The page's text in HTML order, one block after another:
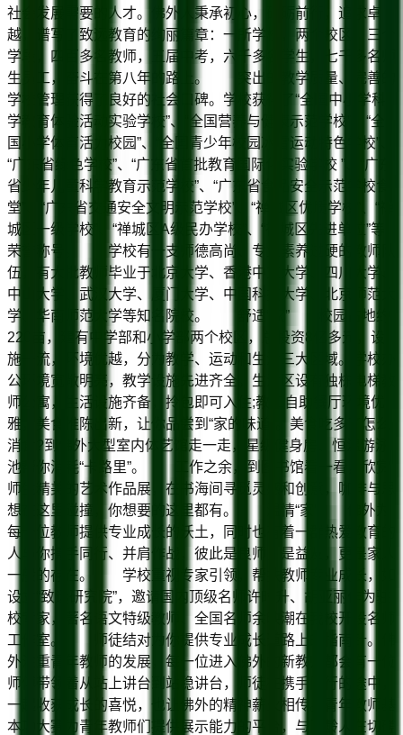
社会发展需要的人才。佛外人秉承初心，砥砺前行，追求卓
越，谱写了致远教育的绚丽篇章：一所学校，两个校区，三个
学段，四百多名教师，五届中考，六千多名学生，七千多名师
生员工，奋斗在第八年的路上。 突出的教学质量、完善的
学校管理获得了良好的社会口碑。学校获得了“全国中小学科
学教育体验活动实验学校”、“全国营养与健康示范学校”、“全
国小学体育活力校园”、“全国青少年校园冰雪运动特色学校”、
“广东省绿色学校”、“广东省首批教育国际化实验学校 ”、“广东
省少年儿童科学教育示范学校”、“广东省食品安全示范学校食
堂”、“广东省交通安全文明示范学校”、“禅城区优质学校”、“禅
城区一级学校”、“禅城区A级民办学校”、“禅城区先进单位”等
荣誉称号。 学校有一支师德高尚、专业素养过硬的教师队
伍，有大批教师毕业于北京大学、香港中文大学、四川大学、
中山大学、武汉大学、厦门大学、中国科技大学、北京师范大
学、华南师范大学等知名院校。 舒适“家” 校园占地约
220亩，建有中学部和小学部两个校区，总投资8亿多元，设
施一流，环境优越，分为教学、运动和生活三大区域。学校办
公环境宽敞明亮，教学设施先进齐全。生活区设有独栋电梯教
师公寓，生活设施齐备，拎包即可入住;教工自助餐厅环境优
雅，美食推陈出新，让你品尝到“家的味道”。美食吃多了怎么
消食?到佛外大型室内体艺馆走一走，星级健身房、恒温游泳
池帮你消耗“卡路里”。 工作之余，到图书馆看一看，欣赏
师生精美的艺术作品展，在书海间寻觅灵感和创意，咖啡与思
想在这里碰撞，你想要的这里都有。 温情“家” 佛外为
每一位教师提供专业成长的沃土，同时也有着一群热爱教育的
人与你携手同行、并肩作战，彼此是良师，是益友，更是家人
一般的存在。 学校重视专家引领，帮扶教师专业成长，如
设立“致远研究院”，邀请国内顶级名师许时升、胡亚丽作为驻
校专家，著名语文特级教师、全国名师余映潮在我校开设名师
工作室。 师徒结对为你提供专业成长道路上的指南针。佛
外注重青年教师的发展，每一位进入佛外的新教师都会有一位
师傅带领着从站上讲台到站稳讲台，师徒在携手同行的途中，
一起收获成长的喜悦，也让佛外的精神薪火相传。青年教师基
本功大赛为青年教师们提供展示能力的平台，与同龄人在切磋